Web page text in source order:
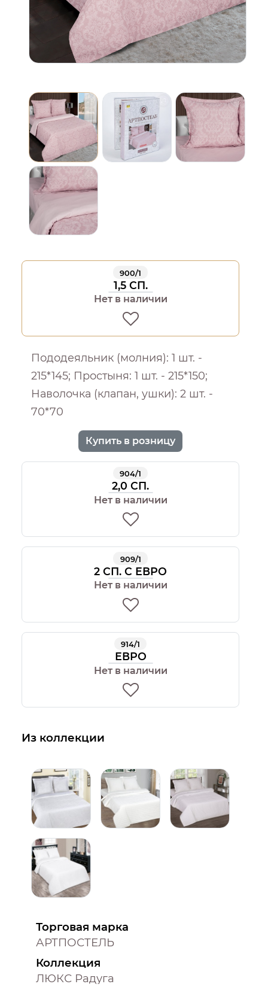
900/1
1,5 СП.
Нет в наличии
Пододеяльник (молния): 1 шт. -
215*145; Простыня: 1 шт. - 215*150;
Наволочка (клапан, ушки): 2 шт. -
70*70
Купить в розницу
904/1
2,0 СП.
Нет в наличии
909/1
2 СП. С ЕВРО
Нет в наличии
914/1
ЕВРО
Нет в наличии
Из коллекции
Торговая марка
АРТПОСТЕЛЬ
Коллекция
ЛЮКС Радуга